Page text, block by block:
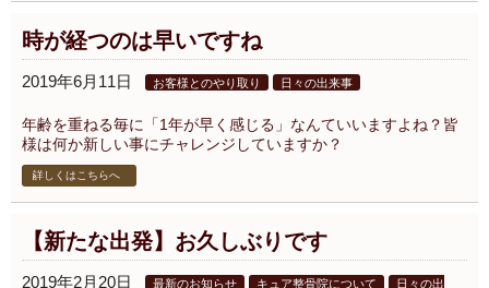
時が経つのは早いですね
2019年6月11日 お客様とのやり取り 日々の出来事
年齢を重ねる毎に「1年が早く感じる」なんていいますよね？皆
様は何か新しい事にチャレンジしていますか？
詳しくはこちらへ
【新たな出発】お久しぶりです
2019年2月20日 最新のお知らせ キュア整骨院について 日々の出